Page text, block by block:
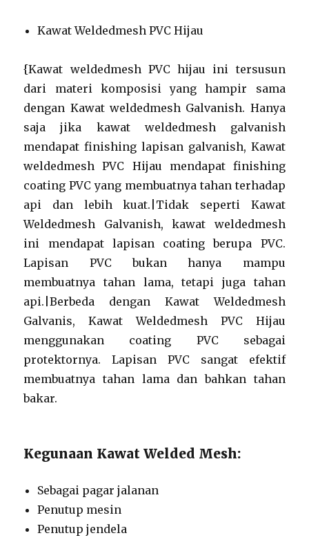
Kawat Weldedmesh PVC Hijau
{Kawat weldedmesh PVC hijau ini tersusun
dari materi komposisi yang hampir sama
dengan Kawat weldedmesh Galvanish. Hanya
saja jika kawat weldedmesh galvanish
mendapat finishing lapisan galvanish, Kawat
weldedmesh PVC Hijau mendapat finishing
coating PVC yang membuatnya tahan terhadap
api dan lebih kuat.|Tidak seperti Kawat
Weldedmesh Galvanish, kawat weldedmesh
ini mendapat lapisan coating berupa PVC.
Lapisan PVC bukan hanya mampu
membuatnya tahan lama, tetapi juga tahan
api.|Berbeda dengan Kawat Weldedmesh
Galvanis, Kawat Weldedmesh PVC Hijau
menggunakan coating PVC sebagai
protektornya. Lapisan PVC sangat efektif
membuatnya tahan lama dan bahkan tahan
bakar.
Kegunaan Kawat Welded Mesh:
Sebagai pagar jalanan
Penutup mesin
Penutup jendela